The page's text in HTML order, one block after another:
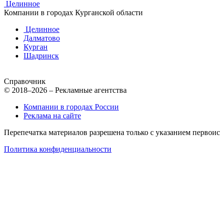
Целинное
Компании в городах Курганской области
Целинное
Далматово
Курган
Шадринск
Справочник
© 2018–2026 – Рекламные агентства
Компании в городах России
Реклама на сайте
Перепечатка материалов разрешена только с указанием
Политика конфиденциальности